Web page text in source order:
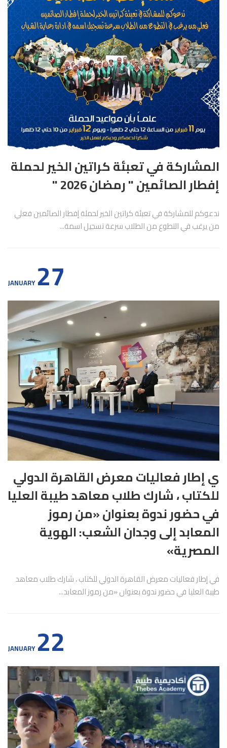
المشاركة في تعبئة كراتين الخير لحملة
إفطار الصائمين " رمضان 2026 "
ندعوكم للمشاركة في تعبئة كراتين الخير لحملة إفطار الصائمين فعلي
من يرغب في التطوع من الطلاب سرعة تسجيل اسمة...
27
JANUARY
ي إطار فعاليات معرض القاهرة الدولي
للكتاب ، شارك طلاب معاهد طيبة العليا
في حضور ندوة بعنوان «من رموز
المعابد إلى وجدان الشعب: الهوية
المصرية»
في إطار فعاليات معرض القاهرة الدولي للكتاب ، شارك طلاب معاهد
طيبة العليا في حضور ندوة بعنوان «من رموز المعابد...
22
JANUARY